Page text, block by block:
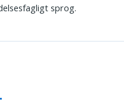
sprog.